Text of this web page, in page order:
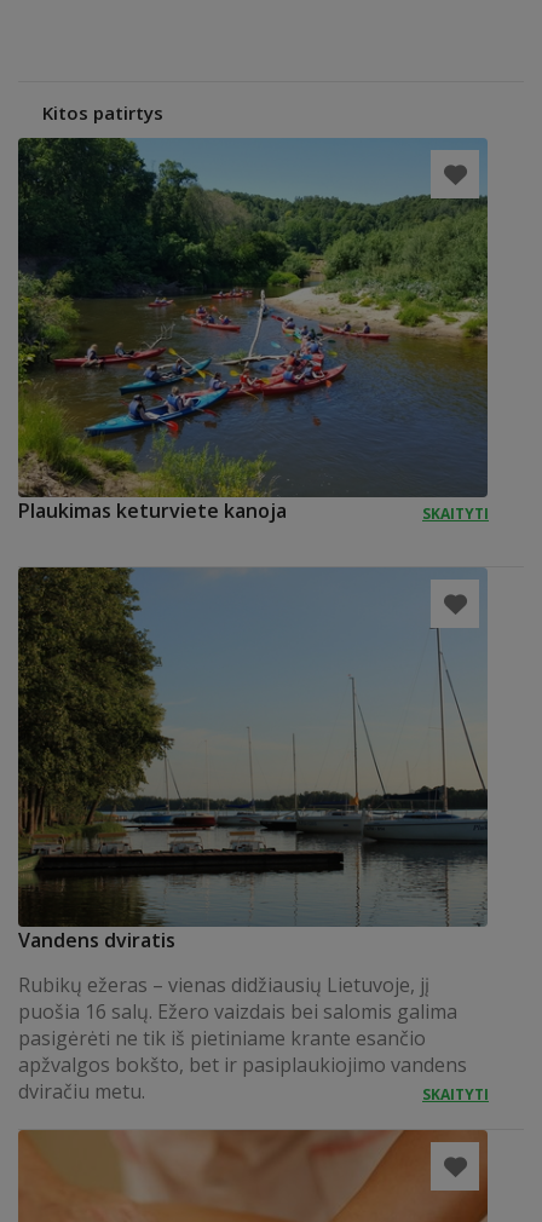
Kitos patirtys
Plaukimas keturviete kanoja SKAITYTI
Vandens dviratis
Rubikų ežeras – vienas didžiausių Lietuvoje, jį
puošia 16 salų. Ežero vaizdais bei salomis galima
pasigėrėti ne tik iš pietiniame krante esančio
apžvalgos bokšto, bet ir pasiplaukiojimo vandens
dviračiu metu.
SKAITYTI